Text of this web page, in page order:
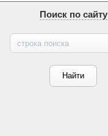
Поиск по сайту